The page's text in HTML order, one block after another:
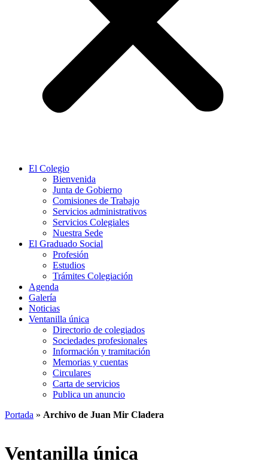
El Colegio
Bienvenida
Junta de Gobierno
Comisiones de Trabajo
Servicios administrativos
Servicios Colegiales
Nuestra Sede
El Graduado Social
Profesión
Estudios
Trámites Colegiación
Agenda
Galería
Noticias
Ventanilla única
Directorio de colegiados
Sociedades profesionales
Información y tramitación
Memorias y cuentas
Circulares
Carta de servicios
Publica un anuncio
Portada » Archivo de Juan Mir Cladera
Ventanilla única